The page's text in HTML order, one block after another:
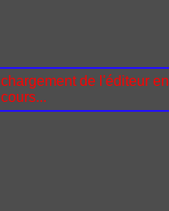
chargement de l'éditeur en
cours...